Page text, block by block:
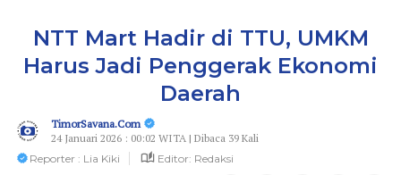
NTT Mart Hadir di TTU, UMKM
Harus Jadi Penggerak Ekonomi
Daerah
TimorSavana.Com
24 Januari 2026 : 00:02 WITA | Dibaca 39 Kali
Reporter : Lia Kiki
Editor: Redaksi